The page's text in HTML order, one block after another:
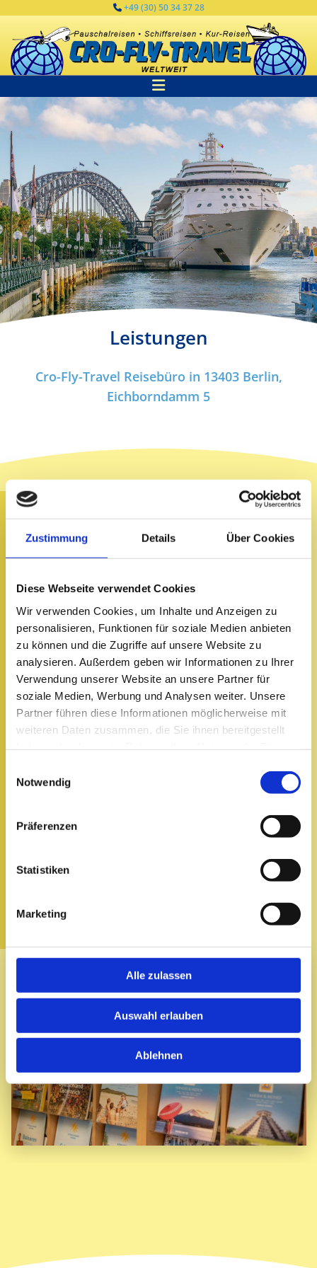
Zustimmung Details Über Cookies
Diese Webseite verwendet Cookies
Wir verwenden Cookies, um Inhalte und Anzeigen zu
personalisieren, Funktionen für soziale Medien anbieten
zu können und die Zugriffe auf unsere Website zu
analysieren. Außerdem geben wir Informationen zu Ihrer
Verwendung unserer Website an unsere Partner für
soziale Medien, Werbung und Analysen weiter. Unsere
Partner führen diese Informationen möglicherweise mit
weiteren Daten zusammen, die Sie ihnen bereitgestellt
Notwendig
Präferenzen
Statistiken
Marketing
Alle zulassen
Auswahl erlauben
Ablehnen
Zum Inhalt springen +49 (30) 50 34 37 28
Leistungen
Cro-Fly-Travel Reisebüro in 13403 Berlin,
Eichborndamm 5
Unser Angebot für Sie ist vielfältig und deckt fast
alle Ihre Urlaubswünsche ab. Finden Sie nur noch
die richtige Art Ihren Urlaub zu machen:
Hochzeitsreisen
Rundreisen
Individualreisen
Städtereisen
Wellnessreisen
Ferienhäuser